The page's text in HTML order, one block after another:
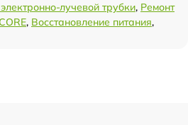
лучевой трубки, Ремонт
, Восстановление питания,